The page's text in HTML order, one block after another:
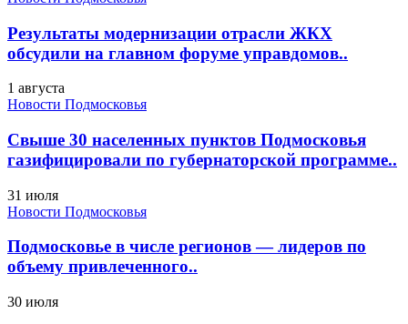
Результаты модернизации отрасли ЖКХ
обсудили на главном форуме управдомов..
1 августа
Новости Подмосковья
Свыше 30 населенных пунктов Подмосковья
газифицировали по губернаторской программе..
31 июля
Новости Подмосковья
Подмосковье в числе регионов — лидеров по
объему привлеченного..
30 июля